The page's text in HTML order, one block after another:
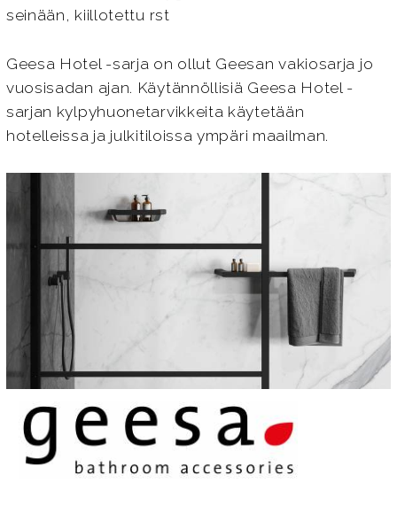
seinään, kiillotettu rst
Geesa Hotel -sarja on ollut Geesan vakiosarja jo
vuosisadan ajan. Käytännöllisiä Geesa Hotel -
sarjan kylpyhuonetarvikkeita käytetään
hotelleissa ja julkitiloissa ympäri maailman.